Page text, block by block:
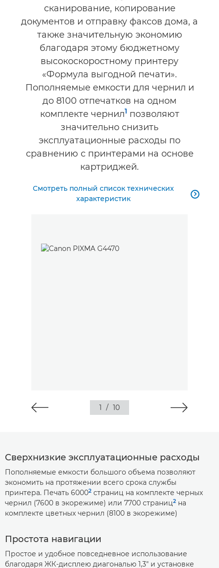
сканирование, копирование
документов и отправку факсов дома, а
также значительную экономию
благодаря этому бюджетному
высокоскоростному принтеру
«Формула выгодной печати».
Пополняемые емкости для чернил и
до 8100 отпечатков на одном
комплекте чернил1 позволяют
значительно снизить
эксплуатационные расходы по
сравнению с принтерами на основе
картриджей.
Смотреть полный список технических
характеристик

1 / 10
Сверхнизкие эксплуатационные расходы
Пополняемые емкости большого объема позволяют
экономить на протяжении всего срока службы
принтера. Печать 60002 страниц на комплекте черных
чернил (7600 в экорежиме) или 7700 страниц2 на
комплекте цветных чернил (8100 в экорежиме)
Простота навигации
Простое и удобное повседневное использование
благодаря ЖК-дисплею диагональю 1,3" и установке